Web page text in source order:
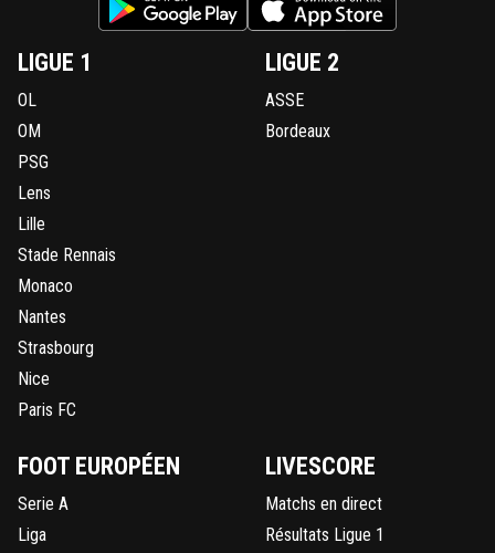
LIGUE 1
OL
OM
PSG
Lens
Lille
Stade Rennais
Monaco
Nantes
Strasbourg
Nice
Paris FC
LIGUE 2
ASSE
Bordeaux
FOOT EUROPÉEN
Serie A
Liga
LIVESCORE
Matchs en direct
Résultats Ligue 1